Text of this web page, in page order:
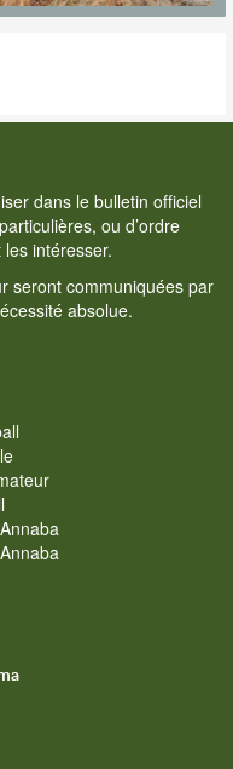
dans le bulletin officiel
ou d’ordre
intéresser.
seront communiquées par
absolue.